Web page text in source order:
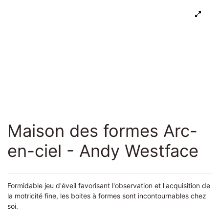
Maison des formes Arc-
en-ciel - Andy Westface
Formidable jeu d'éveil favorisant l'observation et l'acquisition de
la motricité fine, les boites à formes sont incontournables chez
soi.